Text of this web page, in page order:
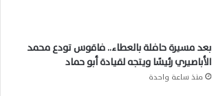
بعد مسيرة حافلة بالعطاء.. فاقوس تودع محمد
الأباصيري رئيسًا ويتجه لقيادة أبو حماد
منذ ساعة واحدة